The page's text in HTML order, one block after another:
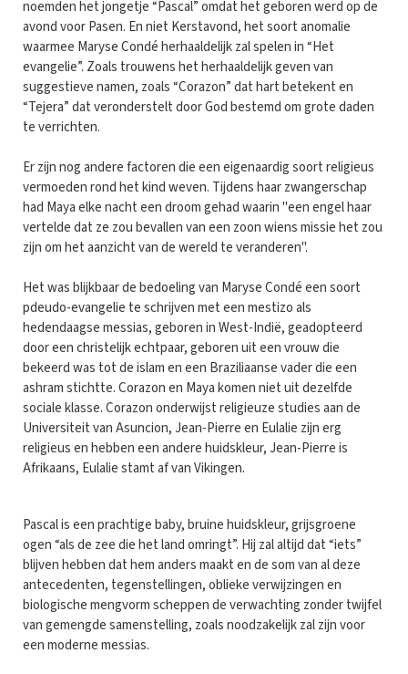
noemden het jongetje “Pascal” omdat het geboren werd op de
avond voor Pasen. En niet Kerstavond, het soort anomalie
waarmee Maryse Condé herhaaldelijk zal spelen in “Het
evangelie”. Zoals trouwens het herhaaldelijk geven van
suggestieve namen, zoals “Corazon” dat hart betekent en
“Tejera” dat veronderstelt door God bestemd om grote daden
te verrichten.
Er zijn nog andere factoren die een eigenaardig soort religieus
vermoeden rond het kind weven. Tijdens haar zwangerschap
had Maya elke nacht een droom gehad waarin "een engel haar
vertelde dat ze zou bevallen van een zoon wiens missie het zou
zijn om het aanzicht van de wereld te veranderen".
Het was blijkbaar de bedoeling van Maryse Condé een soort
pdeudo-evangelie te schrijven met een mestizo als
hedendaagse messias, geboren in West-Indië, geadopteerd
door een christelijk echtpaar, geboren uit een vrouw die
bekeerd was tot de islam en een Braziliaanse vader die een
ashram stichtte. Corazon en Maya komen niet uit dezelfde
sociale klasse. Corazon onderwijst religieuze studies aan de
Universiteit van Asuncion, Jean-Pierre en Eulalie zijn erg
religieus en hebben een andere huidskleur, Jean-Pierre is
Afrikaans, Eulalie stamt af van Vikingen.
Pascal is een prachtige baby, bruine huidskleur, grijsgroene
ogen “als de zee die het land omringt”. Hij zal altijd dat “iets”
blijven hebben dat hem anders maakt en de som van al deze
antecedenten, tegenstellingen, oblieke verwijzingen en
biologische mengvorm scheppen de verwachting zonder twijfel
van gemengde samenstelling, zoals noodzakelijk zal zijn voor
een moderne messias.